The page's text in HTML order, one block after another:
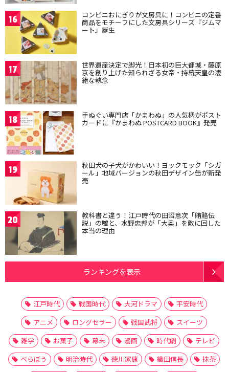
16 コンビニおにぎりが文房具に！コンビニの定番
商品をモチーフにした文房具シリーズ『ジムマ
ート』誕生
17 世界遺産決定で脚光！日本初の巨大都城・藤原
京を創り上げた知られざる女帝・持統天皇の凄
絶な執念
18 手ぬぐい専門店「かまわぬ」の人気柄がポスト
カードに『かまわぬ POSTCARD BOOK』発売
19 秋田犬の子犬がかわいい！ヨックモック「シガ
ール」地域バージョンの秋田デザイン缶が新発
売
20 教科書と違う！江戸時代の田沼意次「賄賂伝
説」の嘘と、水野忠邦が「大奥」を敵に回した
本当の理由
ランキングを表示
江戸時代 戦国時代 大河ドラマ
平安時代
アニメ
ロングセラー 戦国武将
スイーツ
雑学
お菓子 幕末 漫画 時代劇
テレビ
べらぼう
明治時代 徳川家康 織田信長
抹茶